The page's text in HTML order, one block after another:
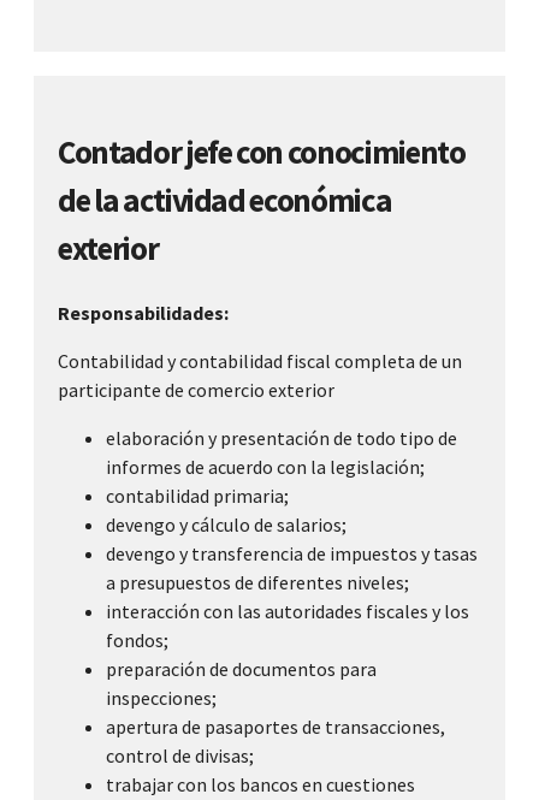
Contador jefe con conocimiento
de la actividad económica
exterior
Responsabilidades:
Contabilidad y contabilidad fiscal completa de un
participante de comercio exterior
elaboración y presentación de todo tipo de
informes de acuerdo con la legislación;
contabilidad primaria;
devengo y cálculo de salarios;
devengo y transferencia de impuestos y tasas
a presupuestos de diferentes niveles;
interacción con las autoridades fiscales y los
fondos;
preparación de documentos para
inspecciones;
apertura de pasaportes de transacciones,
control de divisas;
trabajar con los bancos en cuestiones